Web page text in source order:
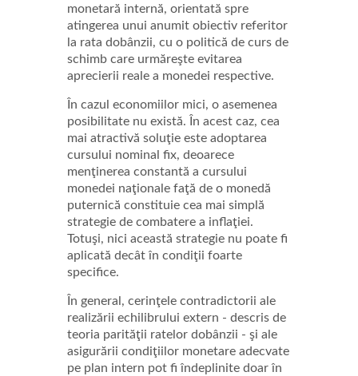
monetară internă, orientată spre
atingerea unui anumit obiectiv referitor
la rata dobânzii, cu o politică de curs de
schimb care urmăreşte evitarea
aprecierii reale a monedei respective.
În cazul economiilor mici, o asemenea
posibilitate nu există. În acest caz, cea
mai atractivă soluţie este adoptarea
cursului nominal fix, deoarece
menţinerea constantă a cursului
monedei naţionale faţă de o monedă
puternică constituie cea mai simplă
strategie de combatere a inflaţiei.
Totuşi, nici această strategie nu poate fi
aplicată decât în condiţii foarte
specifice.
În general, cerinţele contradictorii ale
realizării echilibrului extern - descris de
teoria parităţii ratelor dobânzii - şi ale
asigurării condiţiilor monetare adecvate
pe plan intern pot fi îndeplinite doar în